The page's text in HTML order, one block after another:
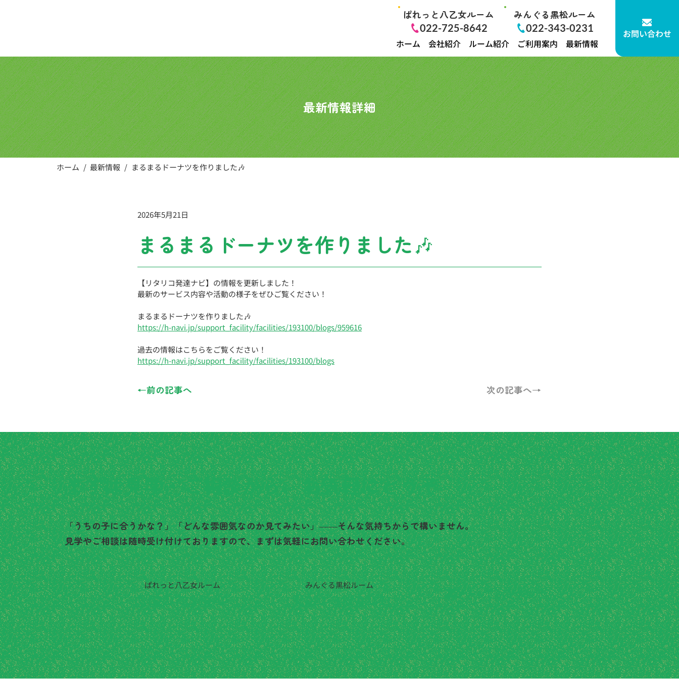
ぱれっと八乙女ルーム
022-725-8642
みんぐる黒松ルーム
022-343-0231
ホーム 会社紹介 ルーム紹介 ご利用案内 最新情報
お問い合わせ
最新情報詳細
ホーム / 最新情報 / まるまるドーナツを作りました🎶
2026年5月21日
まるまるドーナツを作りました🎶
【リタリコ発達ナビ】の情報を更新しました！
最新のサービス内容や活動の様子をぜひご覧ください！
まるまるドーナツを作りました🎶
https://h-navi.jp/support_facility/facilities/193100/blogs/959616
過去の情報はこちらをご覧ください！
https://h-navi.jp/support_facility/facilities/193100/blogs
←前の記事へ 次の記事へ→
まずは見学・ご相談から、お気軽にどうぞ
「うちの子に合うかな？」「どんな雰囲気なのか見てみたい」――そんな気持ちからで構いません。
見学やご相談は随時受け付けておりますので、まずは気軽にお問い合わせください。
ぱれっと八乙女ルーム
022-725-8642
みんぐる黒松ルーム
022-343-0231 メールでお問い合わせ